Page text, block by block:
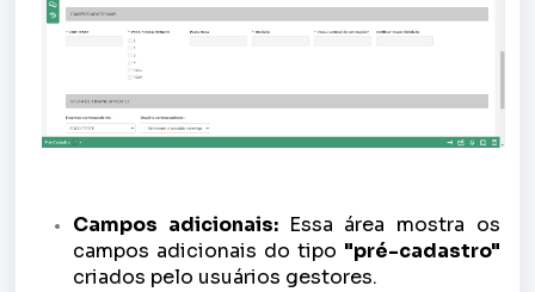
Campos adicionais: Essa área mostra os
campos adicionais do tipo "pré-cadastro"
criados pelo usuários gestores.